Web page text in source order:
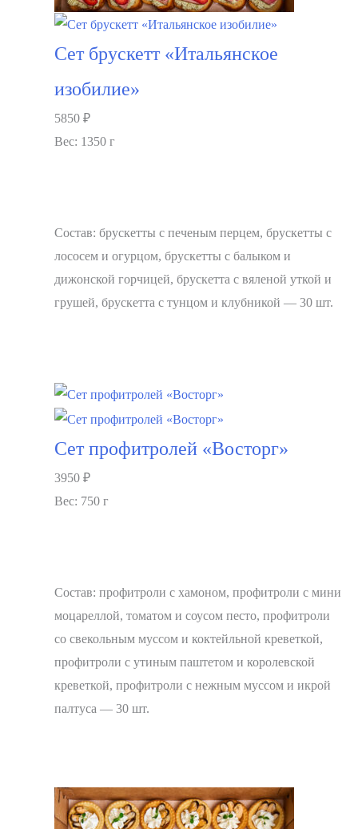
Сет брускетт «Итальянское
изобилие»
5850 ₽
Вес: 1350 г
Состав: брускетты с печеным перцем, брускетты с
лососем и огурцом, брускетты с балыком и
дижонской горчицей, брускетта с вяленой уткой и
грушей, брускетта с тунцом и клубникой — 30 шт.
Сет профитролей «Восторг»
3950 ₽
Вес: 750 г
Состав: профитроли с хамоном, профитроли с мини
моцареллой, томатом и соусом песто, профитроли
со свекольным муссом и коктейльной креветкой,
профитроли с утиным паштетом и королевской
креветкой, профитроли с нежным муссом и икрой
палтуса — 30 шт.